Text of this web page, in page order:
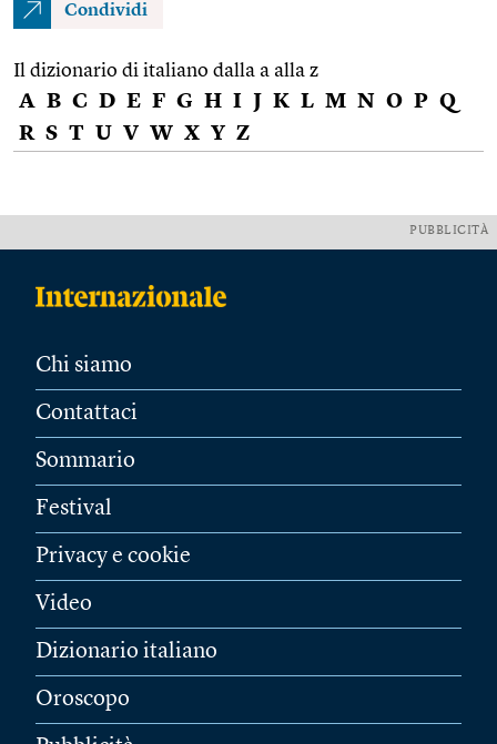
Condividi
Il dizionario di italiano dalla a alla z
A B C D E F G H I J K L M N O P Q
R S T U V W X Y Z
PUBBLICITÀ
Chi siamo
Contattaci
Sommario
Festival
Privacy e cookie
Video
Dizionario italiano
Oroscopo